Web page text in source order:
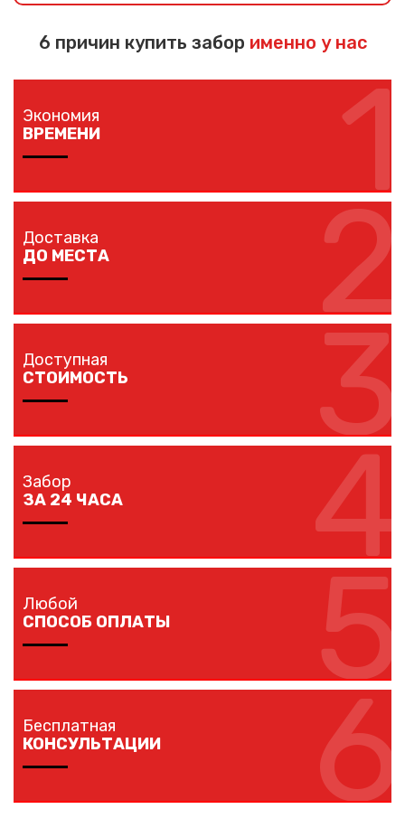
6 причин купить забор именно у нас
1
Экономия
ВРЕМЕНИ
зависимости от длины забора, способа монтажа и
наличия ворот и калиток.
2
Доставка
ДО МЕСТА
Мы доставляем комплектующие забора на любой
объект в вашем городе в кратчайшие сроки
собственным транспортом.
3
Доступная
СТОИМОСТЬ
решений по конкурентной цене.
4
Забор
ЗА 24 ЧАСА
протяженностью до 40 метров за один рабочий день.5
Любой
СПОСОБ ОПЛАТЫ
способом: наличными, банковской карточкой,
безналичным расчетом.
6
Бесплатная
КОНСУЛЬТАЦИИ